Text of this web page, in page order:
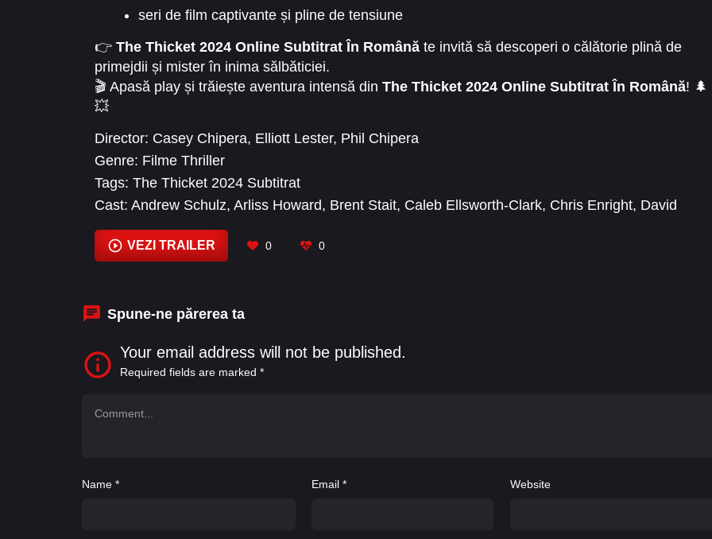
seri de film captivante și pline de tensiune
👉 The Thicket 2024 Online Subtitrat În Română te invită să descoperi o călătorie plină de
primejdii și mister în inima sălbăticiei.
🎬 Apasă play și trăiește aventura intensă din The Thicket 2024 Online Subtitrat În Română! 🌲
💥
Director: Casey Chipera, Elliott Lester, Phil Chipera
Genre: Filme Thriller
Tags: The Thicket 2024 Subtitrat
Cast: Andrew Schulz, Arliss Howard, Brent Stait, Caleb Ellsworth-Clark, Chris Enright, David
Juliette Lewis
VEZI TRAILER 0 0
Spune-ne părerea ta
Your email address will not be published.
Required fields are marked *
Name * Email* Website